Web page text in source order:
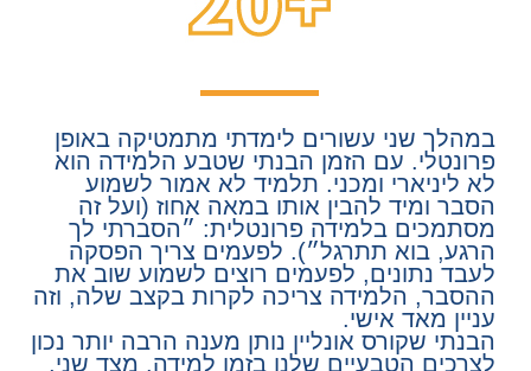
במהלך שני עשורים לימדתי מתמטיקה באופן
פרונטלי. עם הזמן הבנתי שטבע הלמידה הוא
לא ליניארי ומכני. תלמיד לא אמור לשמוע
הסבר ומיד להבין אותו במאה אחוז (ועל זה
מסתמכים בלמידה פרונטלית: ״הסברתי לך
הרגע, בוא תתרגל״). לפעמים צריך הפסקה
לעבד נתונים, לפעמים רוצים לשמוע שוב את
ההסבר, הלמידה צריכה לקרות בקצב שלה, וזה
עניין מאד אישי.
הבנתי שקורס אונליין נותן מענה הרבה יותר נכון
לצרכים הטבעיים שלנו בזמן למידה. מצד שני,